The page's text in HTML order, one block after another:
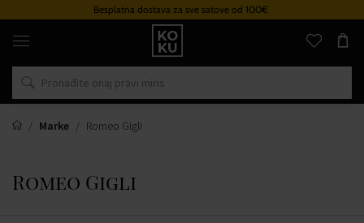
Besplatna dostava za sve satove od 100€
Originalni
parfemi
satovi
na
mjestu
Marke
Romeo Gigli
Romeo Gigli